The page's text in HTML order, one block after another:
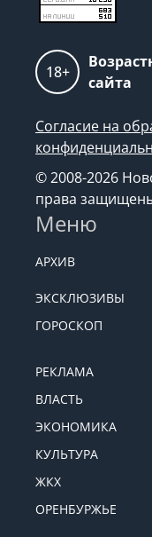
18+
сайта
Согласие на
© 2008-2026
права
Меню
АРХИВ
ЭКСКЛЮЗИВЫ
ГОРОСКОП
РЕКЛАМА
ВЛАСТЬ
ЭКОНОМИКА
КУЛЬТУРА
ЖКХ
ОРЕНБУРЖЬЕ